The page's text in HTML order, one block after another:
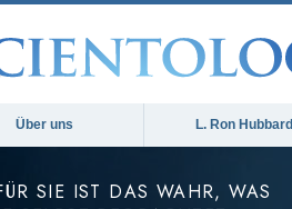
Über uns L. Ron Hubbard
SIE IST DAS WAHR, WAS